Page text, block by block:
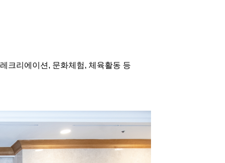
크리에이션, 문화체험, 체육활동 등